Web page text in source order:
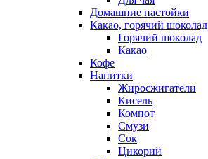
Домашние настойки
Какао, горячий шоколад
Горячий шоколад
Какао
Кофе
Напитки
Жиросжигатели
Кисель
Компот
Смузи
Сок
Цикорий